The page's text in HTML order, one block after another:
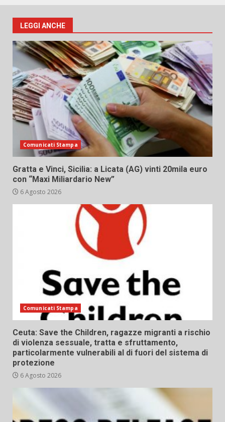
LEGGI ANCHE
Comunicati Stampa
Gratta e Vinci, Sicilia: a Licata (AG) vinti 20mila euro
con “Maxi Miliardario New”
6 Agosto 2026
Comunicati Stampa
Ceuta: Save the Children, ragazze migranti a rischio
di violenza sessuale, tratta e sfruttamento,
particolarmente vulnerabili al di fuori del sistema di
protezione
6 Agosto 2026